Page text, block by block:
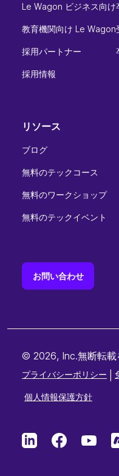
Le Wagon ビジネス向け
教育機関向け Le Wagon
採用パートナー
採用情報
リソース
ブログ
無料のテックコース
無料のワークショップ
無料のテックイベント
お問い合わせ
© 2026, Inc.無断転載
プライバシーポリシー
個人情報保護方針